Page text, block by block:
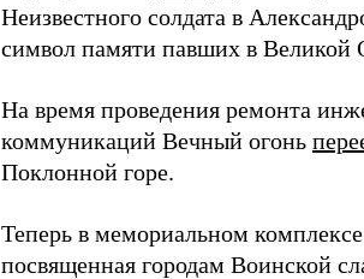
Неизвестного солдата в
символ памяти павших в Великой
На время проведения ремонта
коммуникаций Вечный огонь
Поклонной горе.
Теперь в мемориальном
посвященная городам Воинской